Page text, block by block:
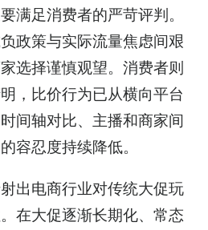
满足消费者的严苛评判。
政策与实际流量焦虑间艰
选择谨慎观望。消费者则
，比价行为已从横向平台
间轴对比、主播和商家间
容忍度持续降低。
出电商行业对传统大促玩
在大促逐渐长期化、常态